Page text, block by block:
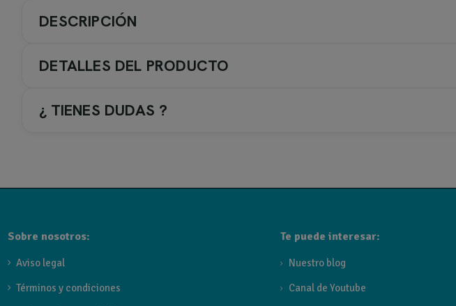
DESCRIPCIÓN
DETALLES DEL PRODUCTO
¿ TIENES DUDAS ?
Sobre nosotros:
Aviso legal
Términos y condiciones
Te puede interesar:
Nuestro blog
Canal de Youtube